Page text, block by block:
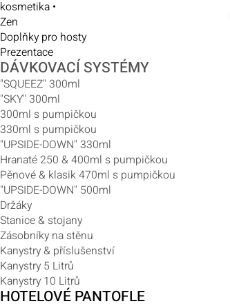
kosmetika •
Zen
Doplňky pro hosty
Prezentace
DÁVKOVACÍ SYSTÉMY
"SQUEEZ" 300ml
"SKY" 300ml
300ml s pumpičkou
330ml s pumpičkou
"UPSIDE-DOWN" 330ml
Hranaté 250 & 400ml s pumpičkou
Pěnové & klasik 470ml s pumpičkou
"UPSIDE-DOWN" 500ml
Držáky
Stanice & stojany
Zásobníky na stěnu
Kanystry & příslušenství
Kanystry 5 Litrů
Kanystry 10 Litrů
HOTELOVÉ PANTOFLE